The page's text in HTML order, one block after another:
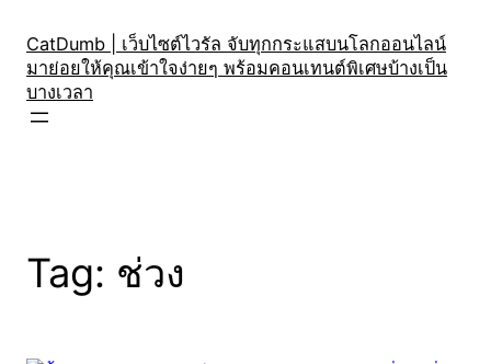
content
CatDumb | เว็บไซต์ไวรัล จับทุกกระแสบนโลกออนไลน์
มาย่อยให้คุณเข้าใจง่ายๆ พร้อมคอนเทนต์พิเศษบ้างเป็น
บางเวลา
Tag: ช่วง